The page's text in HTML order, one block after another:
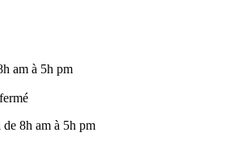
am à 5h pm
8h am à 5h pm